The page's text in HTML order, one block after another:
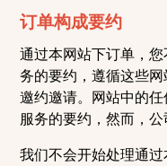
订单构成要约
通过本网站下订单，
务的要约，遵循这些
邀约邀请。网站中的
服务的要约，然而，公
我们不会开始处理通